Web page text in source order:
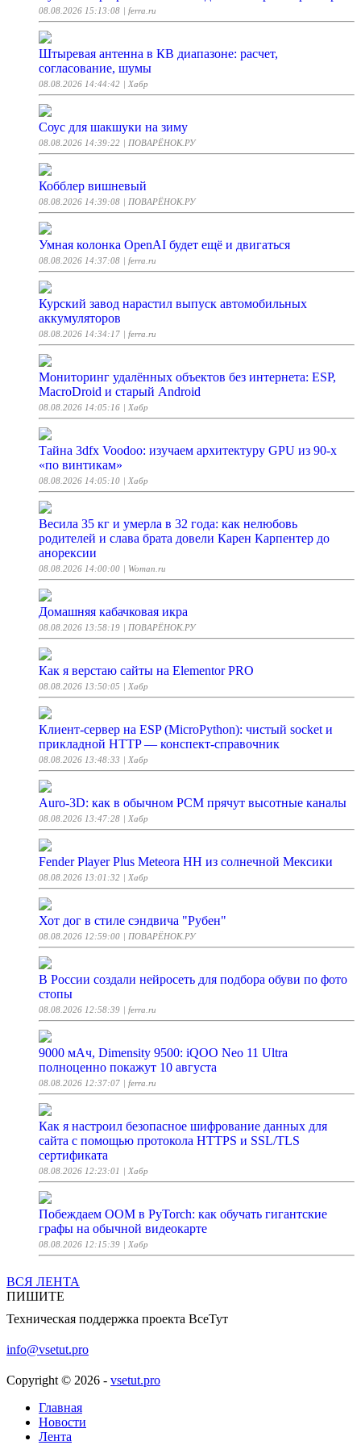
08.08.2026 15:13:08 | ferra.ru
Штыревая антенна в КВ диапазоне: расчет,
согласование, шумы
08.08.2026 14:44:42 | Хабр
Соус для шакшуки на зиму
08.08.2026 14:39:22 | ПОВАРЁНОК.РУ
Кобблер вишневый
08.08.2026 14:39:08 | ПОВАРЁНОК.РУ
Умная колонка OpenAI будет ещё и двигаться
08.08.2026 14:37:08 | ferra.ru
Курский завод нарастил выпуск автомобильных
аккумуляторов
08.08.2026 14:34:17 | ferra.ru
Мониторинг удалённых объектов без интернета: ESP,
MacroDroid и старый Android
08.08.2026 14:05:16 | Хабр
Тайна 3dfx Voodoo: изучаем архитектуру GPU из 90-х
«по винтикам»
08.08.2026 14:05:10 | Хабр
Весила 35 кг и умерла в 32 года: как нелюбовь
родителей и слава брата довели Карен Карпентер до
анорексии
08.08.2026 14:00:00 | Woman.ru
Домашняя кабачковая икра
08.08.2026 13:58:19 | ПОВАРЁНОК.РУ
Как я верстаю сайты на Elementor PRO
08.08.2026 13:50:05 | Хабр
Клиент-сервер на ESP (MicroPython): чистый socket и
прикладной HTTP — конспект-справочник
08.08.2026 13:48:33 | Хабр
Auro-3D: как в обычном PCM прячут высотные каналы
08.08.2026 13:47:28 | Хабр
Fender Player Plus Meteora HH из солнечной Мексики
08.08.2026 13:01:32 | Хабр
Хот дог в стиле сэндвича "Рубен"
08.08.2026 12:59:00 | ПОВАРЁНОК.РУ
В России создали нейросеть для подбора обуви по фото
стопы
08.08.2026 12:58:39 | ferra.ru
9000 мАч, Dimensity 9500: iQOO Neo 11 Ultra
полноценно покажут 10 августа
08.08.2026 12:37:07 | ferra.ru
Как я настроил безопасное шифрование данных для
сайта с помощью протокола HTTPS и SSL/TLS
сертификата
08.08.2026 12:23:01 | Хабр
Побеждаем OOM в PyTorch: как обучать гигантские
графы на обычной видеокарте
08.08.2026 12:15:39 | Хабр
Дофаминовая квартира Ирины Горбачевой: зачем ей 2
холодильника, туалет с ИИ и стол на бутылках
08.08.2026 12:15:00 | Woman.ru
Россиянам объяснили, как мошенники скрывают
вирусы в файлах
Из немыслимого в элементарное: парсинг сайта
ВСЯ ЛЕНТА
ПИШИТЕ
Техническая поддержка проекта ВсеТут
info@vsetut.pro
Copyright © 2026 - vsetut.pro
Главная
Новости
Лента